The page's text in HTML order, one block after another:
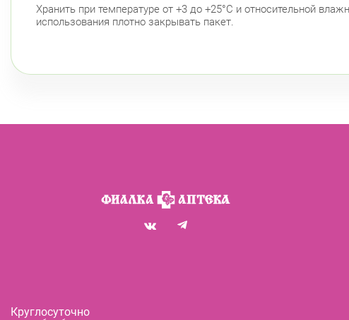
Хранить при температуре от +3 до +25°С и относительной
использования плотно закрывать пакет.
Круглосуточно